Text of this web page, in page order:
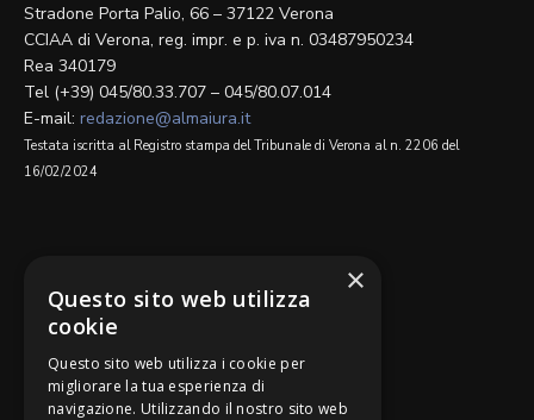
Stradone Porta Palio, 66 – 37122 Verona
CCIAA di Verona, reg. impr. e p. iva n. 03487950234
Rea 340179
Tel (+39) 045/80.33.707 – 045/80.07.014
E-mail: redazione@almaiura.it
Testata iscritta al Registro stampa del Tribunale di Verona al n. 2206 del
16/02/2024
Be Bankers è ideato da
×
Questo sito web utilizza
cookie
Questo sito web utilizza i cookie per
migliorare la tua esperienza di
navigazione. Utilizzando il nostro sito web